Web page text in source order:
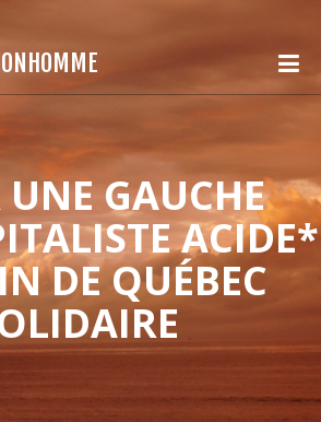
GAUCHE
ACIDE*
DE QUÉBEC